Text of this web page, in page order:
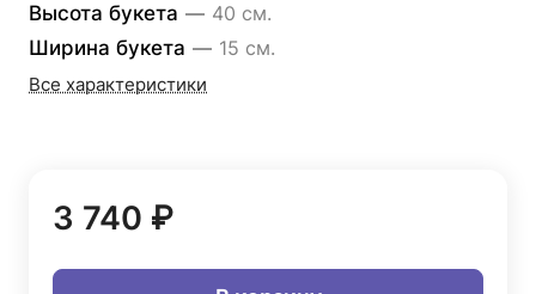
Высота букета — 40 см.
Ширина букета — 15 см.
Все характеристики
3 740 ₽